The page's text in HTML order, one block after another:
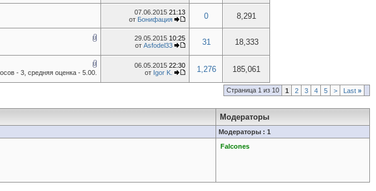
07.06.2015 21:13
от Бонифация 0 8,291
29.05.2015 10:25
от Asfodel33 31 18,333
06.05.2015 22:30
от Igor K. 1,276 185,061
Страница 1 из 10 1 2 3 4 5 > Last »
Модераторы
Модераторы : 1
Falcones